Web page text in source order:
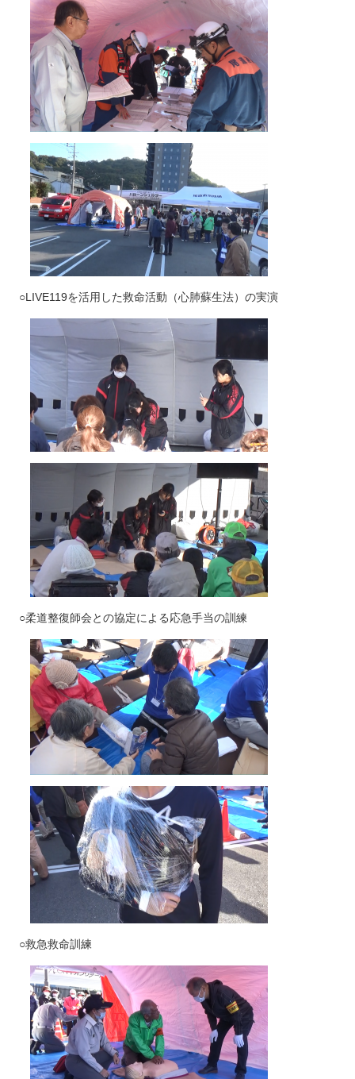
○LIVE119を活用した救命活動（心肺蘇生法）の実演
○柔道整復師会との協定による応急手当の訓練
○救急救命訓練